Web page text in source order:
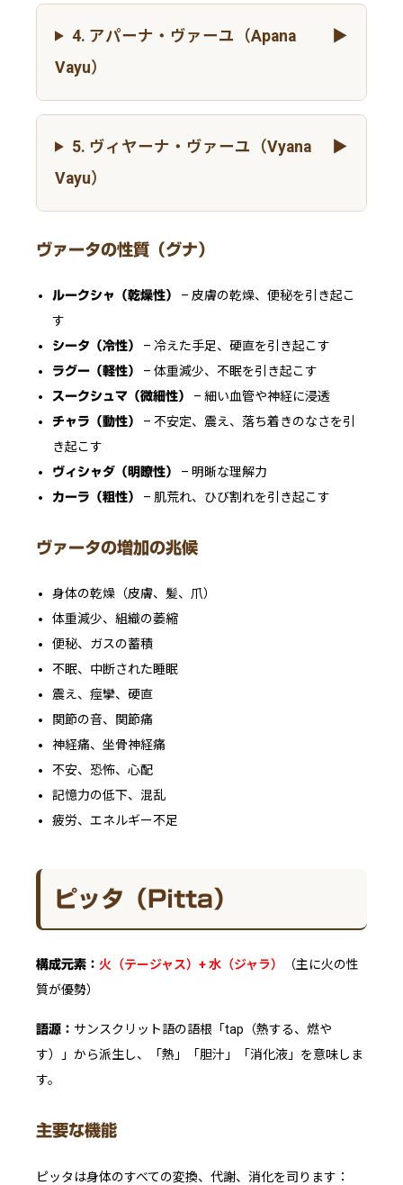
4. アパーナ・ヴァーユ（Apana
Vayu）
5. ヴィヤーナ・ヴァーユ（Vyana
Vayu）
ヴァータの性質（グナ）
ルークシャ（乾燥性）
– 皮膚の乾燥、便秘を引き起こ
す
シータ（冷性） – 冷えた手足、硬直を引き起こす
ラグー（軽性） – 体重減少、不眠を引き起こす
スークシュマ（微細性） – 細い血管や神経に浸透
チャラ（動性）
– 不安定、震え、落ち着きのなさを引
き起こす
ヴィシャダ（明瞭性） – 明晰な理解力
カーラ（粗性） – 肌荒れ、ひび割れを引き起こす
ヴァータの増加の兆候
身体の乾燥（皮膚、髪、爪）
体重減少、組織の萎縮
便秘、ガスの蓄積
不眠、中断された睡眠
震え、痙攣、硬直
関節の音、関節痛
神経痛、坐骨神経痛
不安、恐怖、心配
記憶力の低下、混乱
疲労、エネルギー不足
ピッタ（Pitta）
構成元素： 火（テージャス）+ 水（ジャラ）
（主に火の性
質が優勢）
語源： サンスクリット語の語根「tap（熱する、燃や
す）」から派生し、「熱」「胆汁」「消化液」を意味しま
す。
主要な機能
ピッタは身体のすべての変換、代謝、消化を司ります：